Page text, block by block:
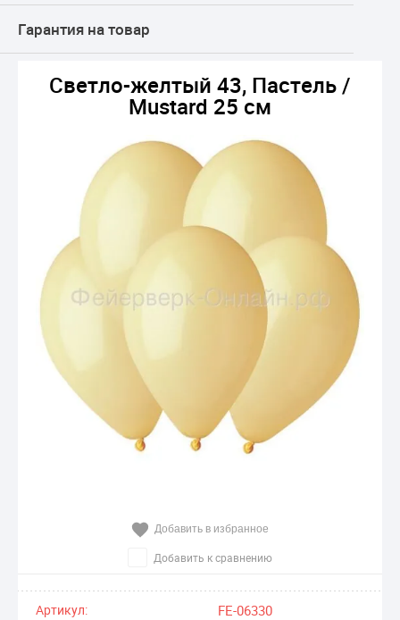
Гарантия на товар
Воздушные шары
Латексные шары
Без рисунка
Светло-желтый 43, Пастель / Mustard 25 см
Светло-желтый 43, Пастель /
Mustard 25 см
Добавить в избранное
Добавить к сравнению
Артикул: FE-06330